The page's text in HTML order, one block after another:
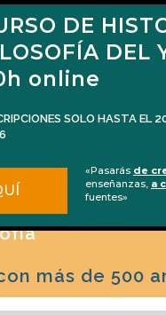
Herrero sobre
más de 500
DE
DEL
online
SOLO HASTA EL
«Pasarás de
enseñanzas, a
fuentes»